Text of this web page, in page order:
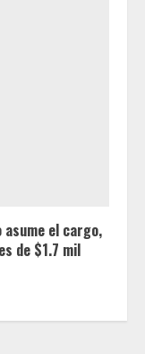
el cargo,
de $1.7 mil